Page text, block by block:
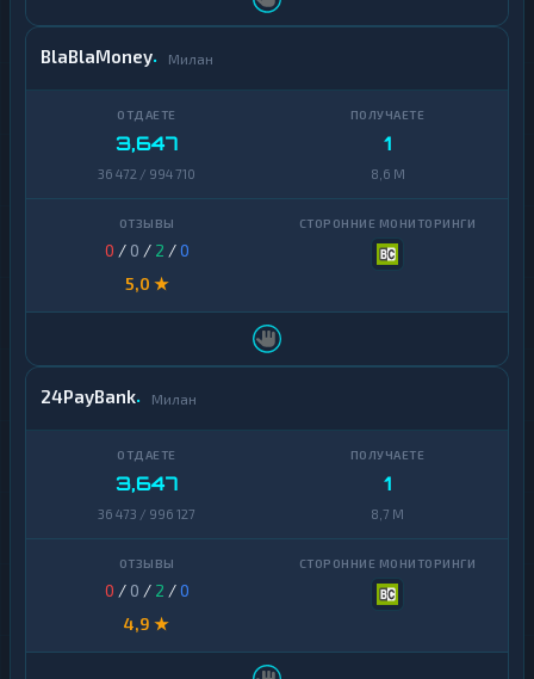
BlaBlaMoney Милан
3,647
36 472 / 994 710
1
8,6 M
0 / 0 / 2 /0
5,0 ★
24PayBank Милан
3,647
36 473 / 996 127
1
8,7 M
0 / 0 / 2 /0
4,9 ★